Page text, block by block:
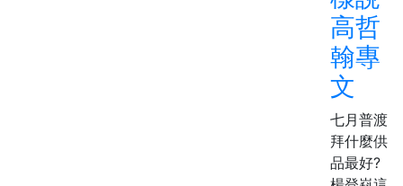
高哲
翰專
文
七月普渡
拜什麼供
品最好?